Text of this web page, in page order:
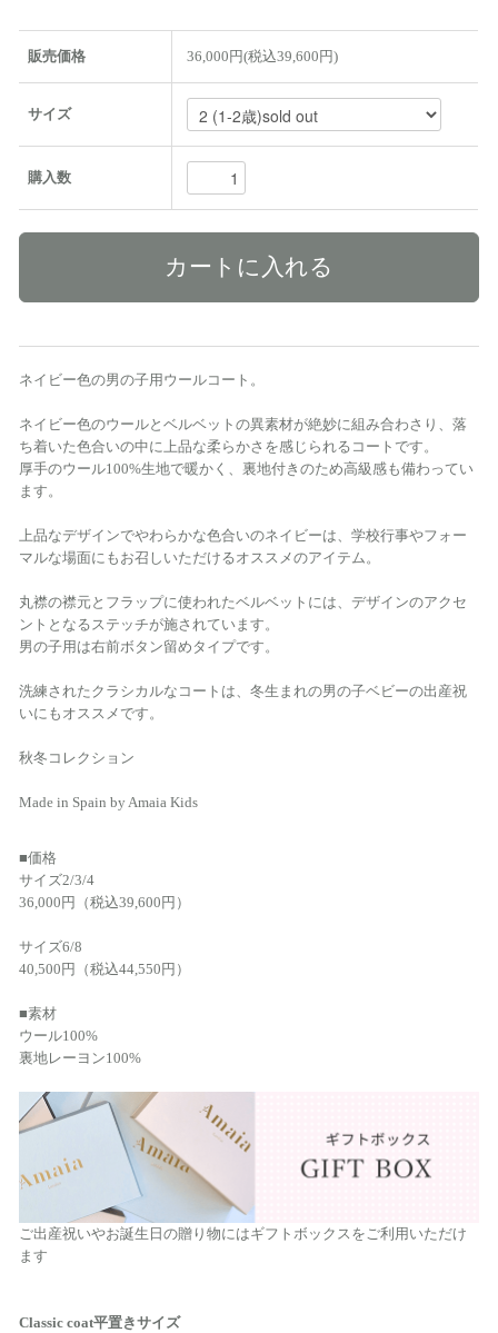
販売価格 36,000円(税込39,600円)
サイズ
購入数
ネイビー色の男の子用ウールコート。
ネイビー色のウールとベルベットの異素材が絶妙に組み合わさり、落
ち着いた色合いの中に上品な柔らかさを感じられるコートです。
厚手のウール100%生地で暖かく、裏地付きのため高級感も備わってい
ます。
上品なデザインでやわらかな色合いのネイビーは、学校行事やフォー
マルな場面にもお召しいただけるオススメのアイテム。
丸襟の襟元とフラップに使われたベルベットには、デザインのアクセ
ントとなるステッチが施されています。
男の子用は右前ボタン留めタイプです。
洗練されたクラシカルなコートは、冬生まれの男の子ベビーの出産祝
いにもオススメです。
秋冬コレクション
Made in Spain by Amaia Kids
■価格
サイズ2/3/4
36,000円（税込39,600円）
サイズ6/8
40,500円（税込44,550円）
■素材
ウール100%
裏地レーヨン100%
ご出産祝いやお誕生日の贈り物にはギフトボックスをご利用いただけ
ます
Classic coat平置きサイズ